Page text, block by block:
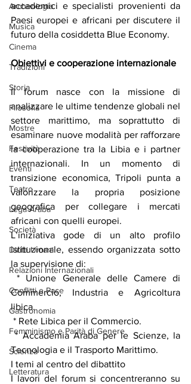
Archeologia
Musica
Cinema
Tradizioni
Storia
Filosofia
Mostre
Festività
Eventi
Teatro
Lega Araba
Società
Diritti Umani
Relazioni Internazionali
Conflitti e Pace
Gastronomia
Femminismo e Parità di Genere
Scienza
Letteratura
accademici e specialisti provenienti da
Paesi europei e africani per discutere il
futuro della cosiddetta Blue Economy.
Obiettivi e cooperazione internazionale
Il forum nasce con la missione di
analizzare le ultime tendenze globali nel
settore marittimo, ma soprattutto di
esaminare nuove modalità per rafforzare
la cooperazione tra la Libia e i partner
internazionali. In un momento di
transizione economica, Tripoli punta a
valorizzare la propria posizione
geografica per collegare i mercati
africani con quelli europei.
L’iniziativa gode di un alto profilo
istituzionale, essendo organizzata sotto
la supervisione di:
* Unione Generale delle Camere di
Commercio, Industria e Agricoltura
libica.
* Rete Libica per il Commercio.
* Accademia Araba per le Scienze, la
Tecnologia e il Trasporto Marittimo.
I temi al centro del dibattito
I lavori del forum si concentreranno su